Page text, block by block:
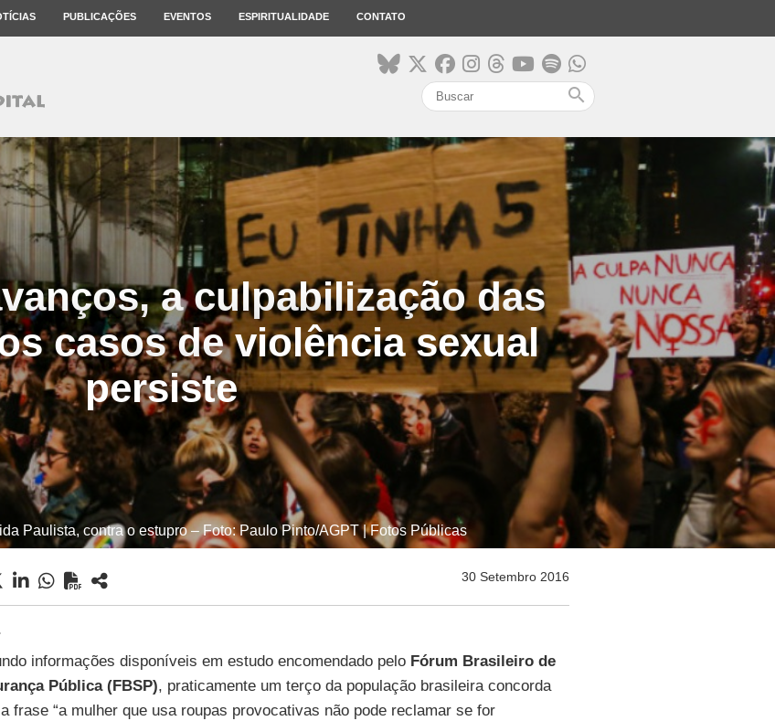
PUBLICAÇÕES EVENTOS ESPIRITUALIDADE CONTATO
search
a culpabilização das
casos de violência sexual
persiste
Paulista, contra o estupro – Foto: Paulo Pinto/AGPT | Fotos Públicas
30 Setembro 2016
informações disponíveis em estudo encomendado pelo Fórum Brasileiro de
Pública (FBSP), praticamente um terço da população brasileira concorda
frase “a mulher que usa roupas provocativas não pode reclamar se for